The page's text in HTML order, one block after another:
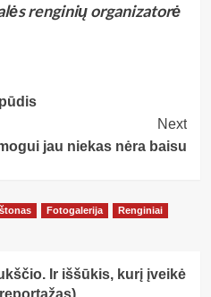
renginių organizatorė
Next
jau niekas nėra baisu
Fotogalerija
Renginiai
Ir iššūkis, kurį įveikė